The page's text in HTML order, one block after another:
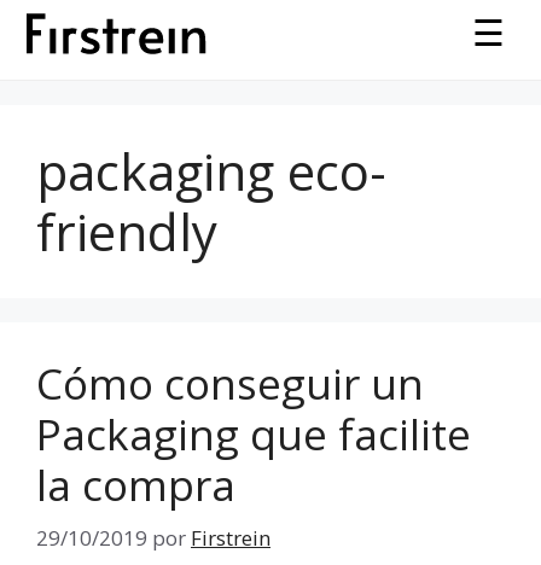
Saltar
☰
packaging eco-
friendly
Cómo conseguir un
Packaging que facilite
la compra
29/10/2019 por Firstrein